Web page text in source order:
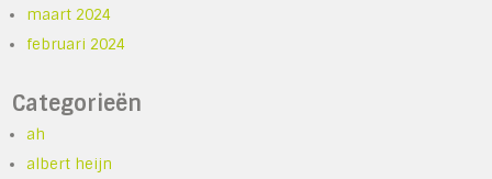
maart 2024
februari 2024
Categorieën
ah
albert heijn